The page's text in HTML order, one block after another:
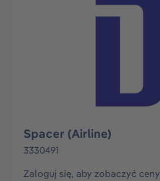
Spacer (Airline)
3330491
Zaloguj się, aby zobaczyć ceny